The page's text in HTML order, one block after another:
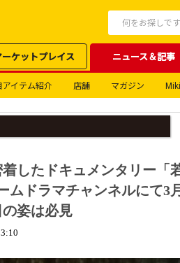
ーケットプレイス ニュース＆記事
アイテム紹介 店舗 マガジン
着したドキュメンタリー
ムドラマチャンネルにて3
姿は必見